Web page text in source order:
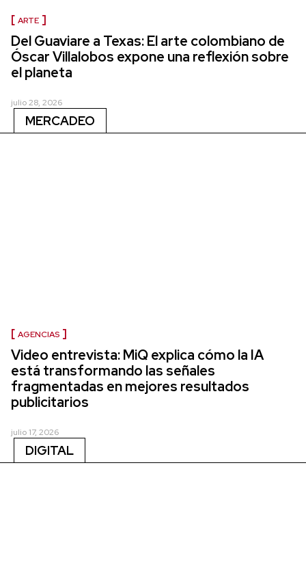
ARTE
Del Guaviare a Texas: El arte colombiano de
Óscar Villalobos expone una reflexión sobre
el planeta
julio 28, 2026
MERCADEO
AGENCIAS
Video entrevista: MiQ explica cómo la IA
está transformando las señales
fragmentadas en mejores resultados
publicitarios
julio 17, 2026
DIGITAL